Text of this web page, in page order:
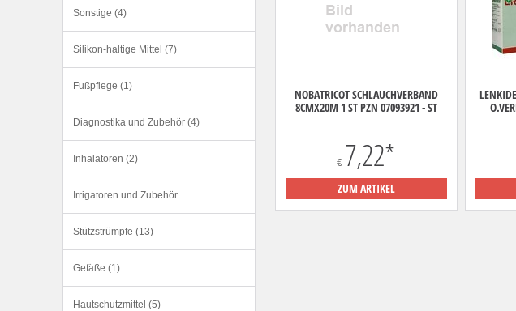
NOBATRICOT SCHLAUCHVERBAND
8CMX20M 1 ST PZN 07093921 - ST
€ 7,22*
ZUM ARTIKEL
Sonstige (4)
Silikon-haltige Mittel (7)
Fußpflege (1)
Diagnostika und Zubehör (4)
Inhalatoren (2)
Irrigatoren und Zubehör
Stützstrümpfe (13)
Gefäße (1)
Hautschutzmittel (5)